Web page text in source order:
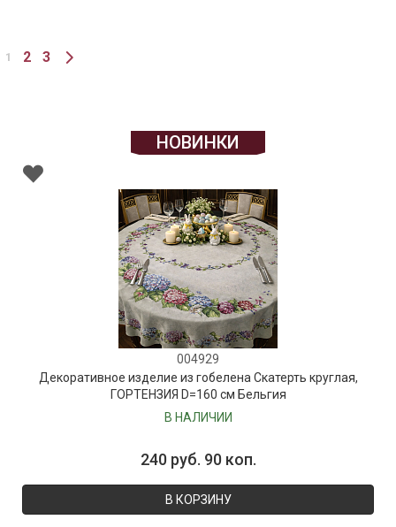
1 2 3
НОВИНКИ
004929
Декоративное изделие из гобелена Скатерть круглая,
ГОРТЕНЗИЯ D=160 см Бельгия
В НАЛИЧИИ
240 руб. 90 коп.
В КОРЗИНУ